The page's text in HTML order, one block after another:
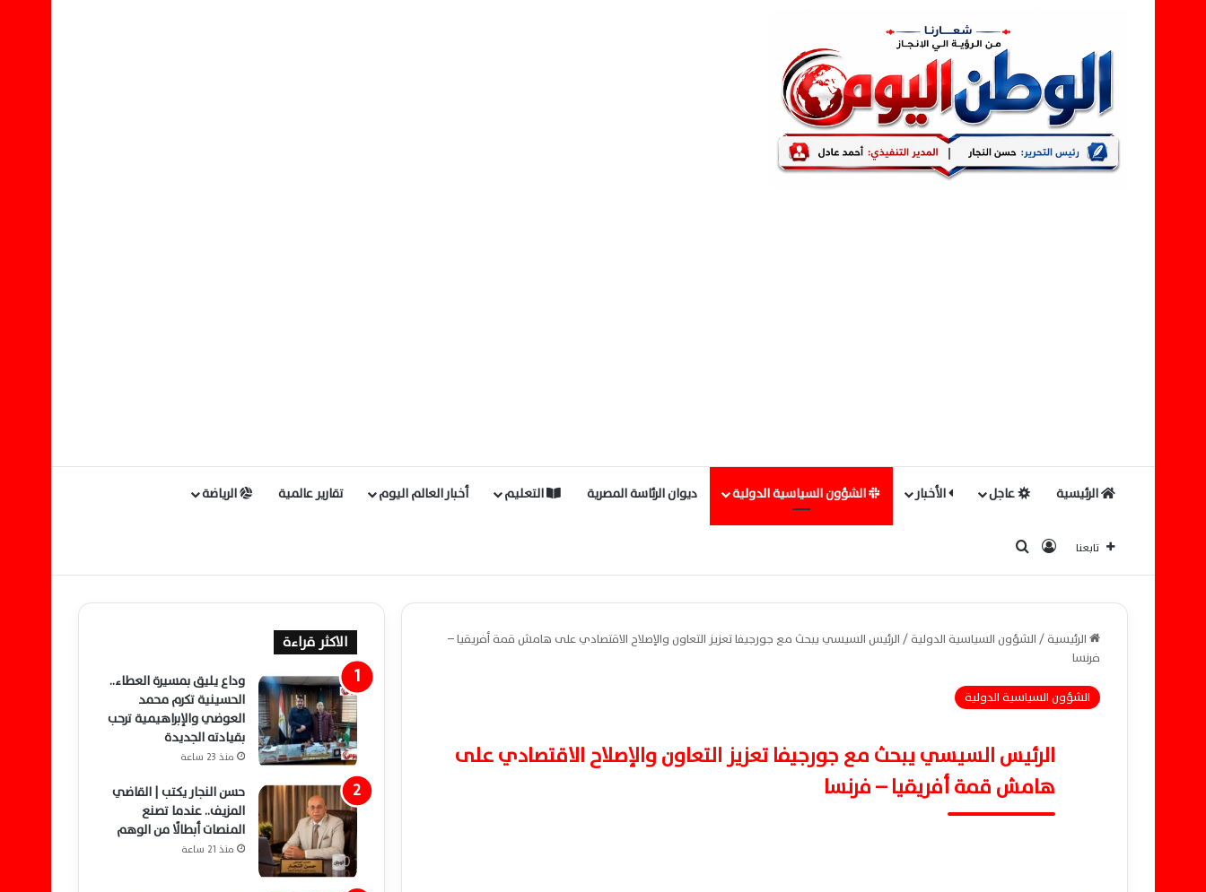
الرئيسية عاجل الأخبار الشؤون السياسية الدولية ديوان الرئاسة المصرية التعليم أخبار العالم اليوم تقارير عالمية الرياضة
تابعنا تسجيل الدخول
الرئيسية/الشؤون السياسية الدولية/الرئيس السيسي يبحث مع جورجيفا تعزيز التعاون والإصلاح الاقتصادي على هامش قمة أفريقيا –
فرنسا
الشؤون السياسية الدولية
الرئيس السيسي يبحث مع جورجيفا تعزيز التعاون والإصلاح الاقتصادي على
هامش قمة أفريقيا – فرنسا
الاكثر قراءة
وداع يليق بمسيرة العطاء..
الحسينية تكرم محمد
العوضي والإبراهيمية ترحب
بقيادته الجديدة
منذ 23 ساعة
حسن النجار يكتب | القاضي
المزيف.. عندما تصنع
المنصات أبطالًا من الوهم
منذ 21 ساعة